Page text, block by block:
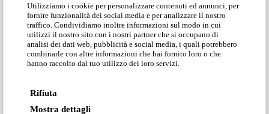
Utilizziamo i cookie per personalizzare contenuti ed annunci, per
fornire funzionalità dei social media e per analizzare il nostro
traffico. Condividiamo inoltre informazioni sul modo in cui
utilizzi il nostro sito con i nostri partner che si occupano di
analisi dei dati web, pubblicità e social media, i quali potrebbero
combinarle con altre informazioni che hai fornito loro o che
hanno raccolto dal tuo utilizzo dei loro servizi.
Rifiuta
Mostra dettagli
Area clienti
Search Site
Scarica il catalogo